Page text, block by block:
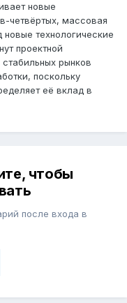
новые
четвёртых, массовая
технологические
проектной
рынков
поскольку
её вклад в
чтобы
после входа в